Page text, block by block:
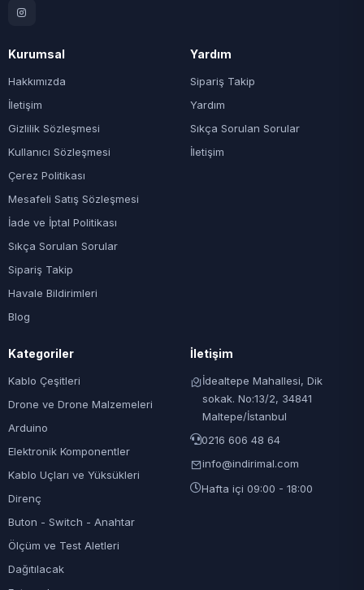
Kurumsal
Hakkımızda
İletişim
Gizlilik Sözleşmesi
Kullanıcı Sözleşmesi
Çerez Politikası
Mesafeli Satış Sözleşmesi
İade ve İptal Politikası
Sıkça Sorulan Sorular
Sipariş Takip
Havale Bildirimleri
Blog
Yardım
Sipariş Takip
Yardım
Sıkça Sorulan Sorular
İletişim
Kategoriler
Kablo Çeşitleri
Drone ve Drone Malzemeleri
Arduino
Elektronik Komponentler
Kablo Uçları ve Yüksükleri
Direnç
Buton - Switch - Anahtar
Ölçüm ve Test Aletleri
Dağıtılacak
İletişim
İdealtepe Mahallesi, Dik
sokak. No:13/2, 34841
Maltepe/İstanbul
0216 606 48 64
info@indirimal.com
Hafta içi 09:00 - 18:00